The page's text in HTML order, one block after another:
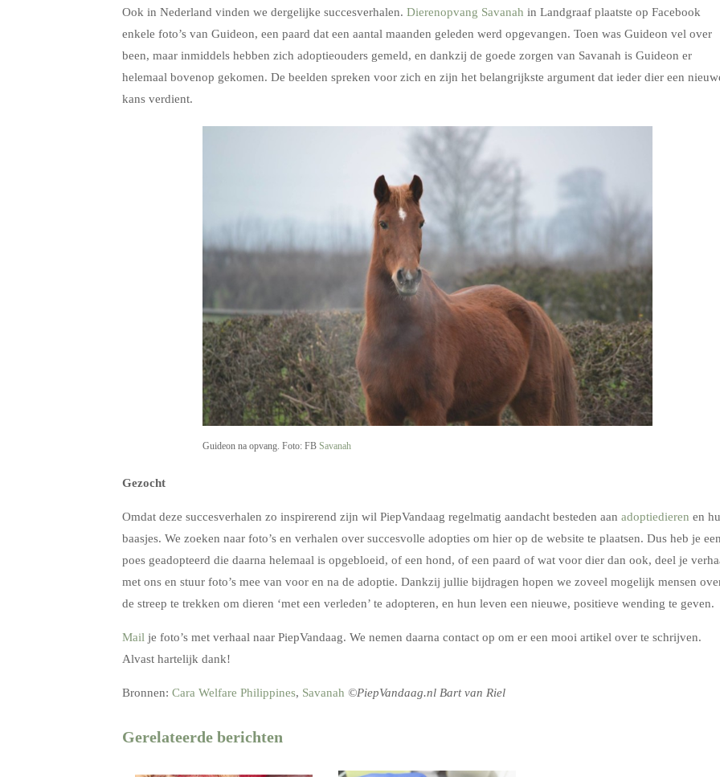
Ook in Nederland vinden we dergelijke succesverhalen. Dierenopvang Savanah in Landgraaf plaatste op Facebook
enkele foto’s van Guideon, een paard dat een aantal maanden geleden werd opgevangen. Toen was Guideon vel over
been, maar inmiddels hebben zich adoptieouders gemeld, en dankzij de goede zorgen van Savanah is Guideon er
helemaal bovenop gekomen. De beelden spreken voor zich en zijn het belangrijkste argument dat ieder dier een
kans verdient.
Guideon na opvang. Foto: FB Savanah
Gezocht
Omdat deze succesverhalen zo inspirerend zijn wil PiepVandaag regelmatig aandacht besteden aan adoptiedieren en
baasjes. We zoeken naar foto’s en verhalen over succesvolle adopties om hier op de website te plaatsen. Dus heb je een
poes geadopteerd die daarna helemaal is opgebloeid, of een hond, of een paard of wat voor dier dan ook, deel je
met ons en stuur foto’s mee van voor en na de adoptie. Dankzij jullie bijdragen hopen we zoveel mogelijk mensen
de streep te trekken om dieren ‘met een verleden’ te adopteren, en hun leven een nieuwe, positieve wending te geven.
Mail je foto’s met verhaal naar PiepVandaag. We nemen daarna contact op om er een mooi artikel over te schrijven.
Alvast hartelijk dank!
Bronnen: Cara Welfare Philippines, Savanah ©PiepVandaag.nl Bart van Riel
Gerelateerde berichten